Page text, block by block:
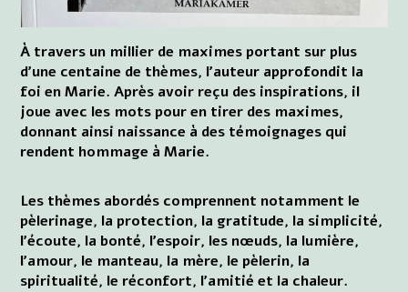
À travers un millier de maximes portant sur plus
d’une centaine de thèmes, l’auteur approfondit la
foi en Marie. Après avoir reçu des inspirations, il
joue avec les mots pour en tirer des maximes,
donnant ainsi naissance à des témoignages qui
rendent hommage à Marie.
Les thèmes abordés comprennent notamment le
pèlerinage, la protection, la gratitude, la simplicité,
l'écoute, la bonté, l'espoir, les nœuds, la lumière,
l'amour, le manteau, la mère, le pèlerin, la
spiritualité, le réconfort, l'amitié et la chaleur.